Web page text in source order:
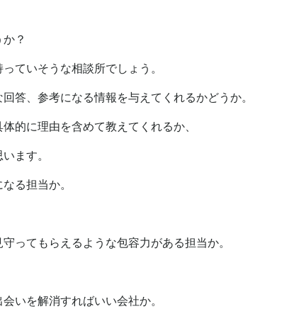
？
ていそうな相談所でしょう。
答、参考になる情報を与えてくれるかどうか。
的に理由を含めて教えてくれるか、
ます。
る担当か。
ってもらえるような包容力がある担当か。
いを解消すればいい会社か。